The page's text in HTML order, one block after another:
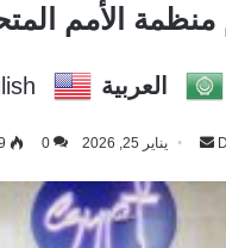
منظمة الأمم
العربية
يناير 25, 2026 0